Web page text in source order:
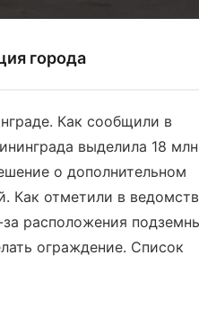
города
Как сообщили в
выделила 18 млн
о дополнительном
Как отметили в
расположения
ограждение. Список